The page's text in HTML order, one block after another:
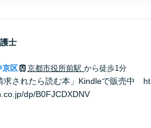
士
京区 京都市役所前駅 から徒歩1分
求されたら読む本」Kindleで販売中 ht
dp/B0FJCDXDNV